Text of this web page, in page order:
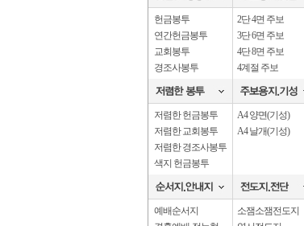
헌금봉투
연간헌금봉투
교회봉투
경조사봉투
저렴한 헌금봉투
저렴한 교회봉투
저렴한 경조사봉투
색지 헌금봉투
예배순서지
2단 4면 주보
3단 6면 주보
4단 8면 주보
4계절 주보
A4 양면(기성)
A4 날개(기성)
소잼소잼전도지